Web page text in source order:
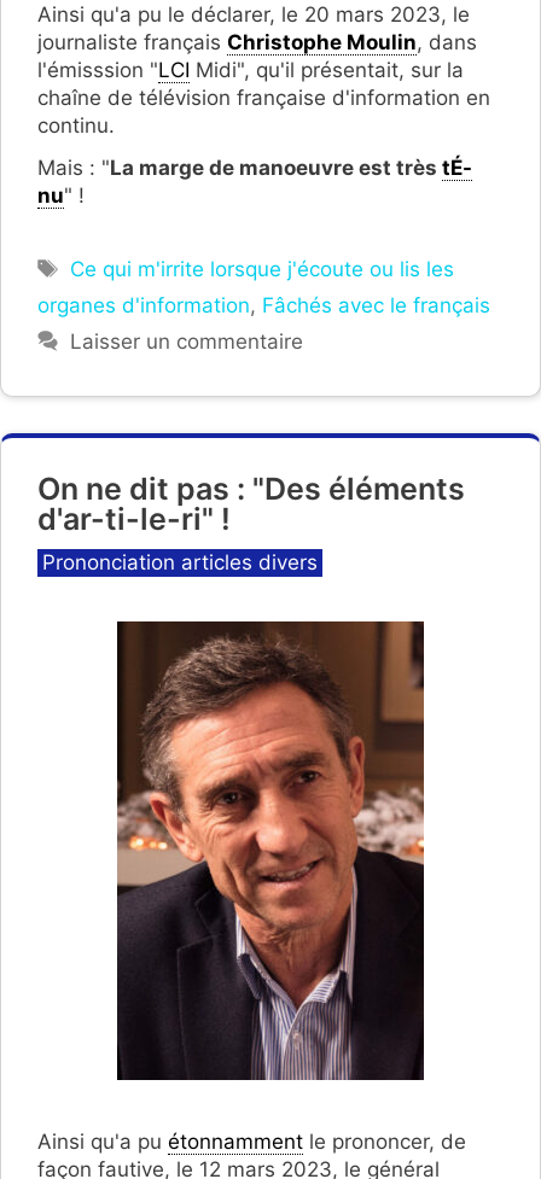
Ainsi qu'a pu le déclarer, le 20 mars 2023, le
journaliste français Christophe Moulin, dans
l'émisssion "LCI Midi", qu'il présentait, sur la
chaîne de télévision française d'information en
continu.
Mais : "La marge de manoeuvre est très tÉ-
nu" !
Étiquettes
Ce qui m'irrite lorsque j'écoute ou lis les
organes d'information, Fâchés avec le français
Laisser un commentaire
On ne dit pas : "Des éléments
d'ar-ti-le-ri" !
Catégories
Prononciation articles divers
Ainsi qu'a pu étonnamment le prononcer, de
façon fautive, le 12 mars 2023, le général